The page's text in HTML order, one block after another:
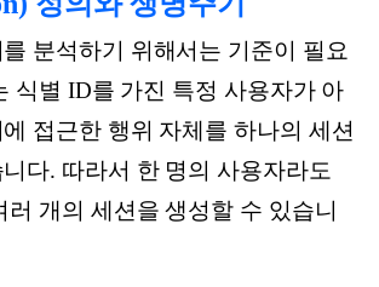
분석하기 위해서는 기준이 필요
식별 ID를 가진 특정 사용자가 아
접근한 행위 자체를 하나의 세션
다. 따라서 한 명의 사용자라도
러 개의 세션을 생성할 수 있습니